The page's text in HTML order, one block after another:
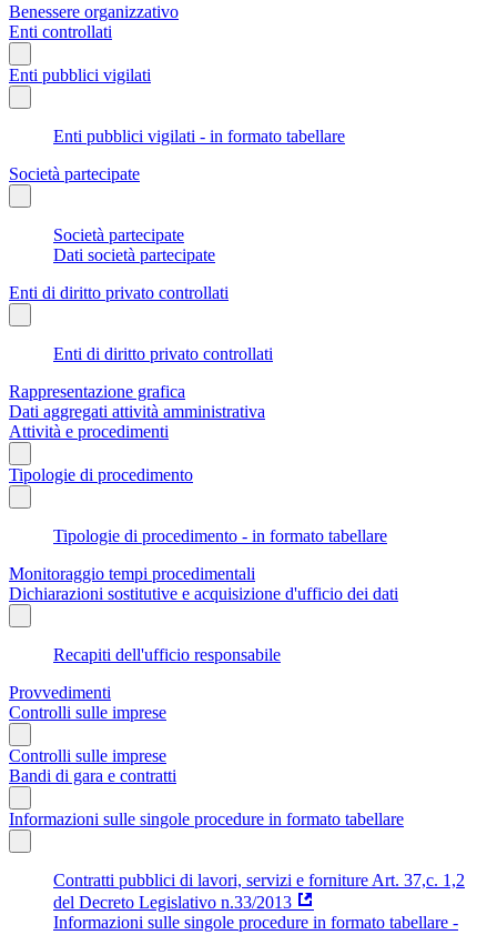
Benessere organizzativo
Enti controllati
Enti pubblici vigilati
Enti pubblici vigilati - in formato tabellare
Società partecipate
Società partecipate
Dati società partecipate
Enti di diritto privato controllati
Enti di diritto privato controllati
Rappresentazione grafica
Dati aggregati attività amministrativa
Attività e procedimenti
Tipologie di procedimento
Tipologie di procedimento - in formato tabellare
Monitoraggio tempi procedimentali
Dichiarazioni sostitutive e acquisizione d'ufficio dei dati
Recapiti dell'ufficio responsabile
Provvedimenti
Controlli sulle imprese
Controlli sulle imprese
Bandi di gara e contratti
Informazioni sulle singole procedure in formato tabellare
Contratti pubblici di lavori, servizi e forniture Art. 37,c. 1,2
del Decreto Legislativo n.33/2013
Informazioni sulle singole procedure in formato tabellare -